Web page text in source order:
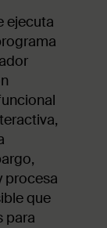
ejecuta
procesa
que
para